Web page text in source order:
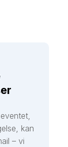
kan
– vi